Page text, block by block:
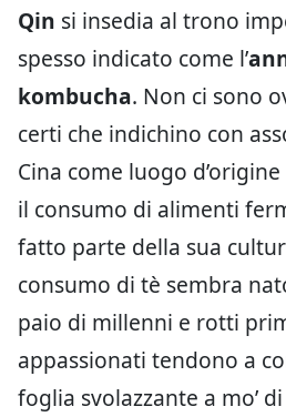
Qin si insedia al trono
spesso indicato come l’
kombucha. Non ci sono
certi che indichino con
Cina come luogo
il consumo di alimenti
fatto parte della sua
consumo di tè sembra
paio di millenni e rotti
appassionati tendono a
foglia svolazzante a mo’